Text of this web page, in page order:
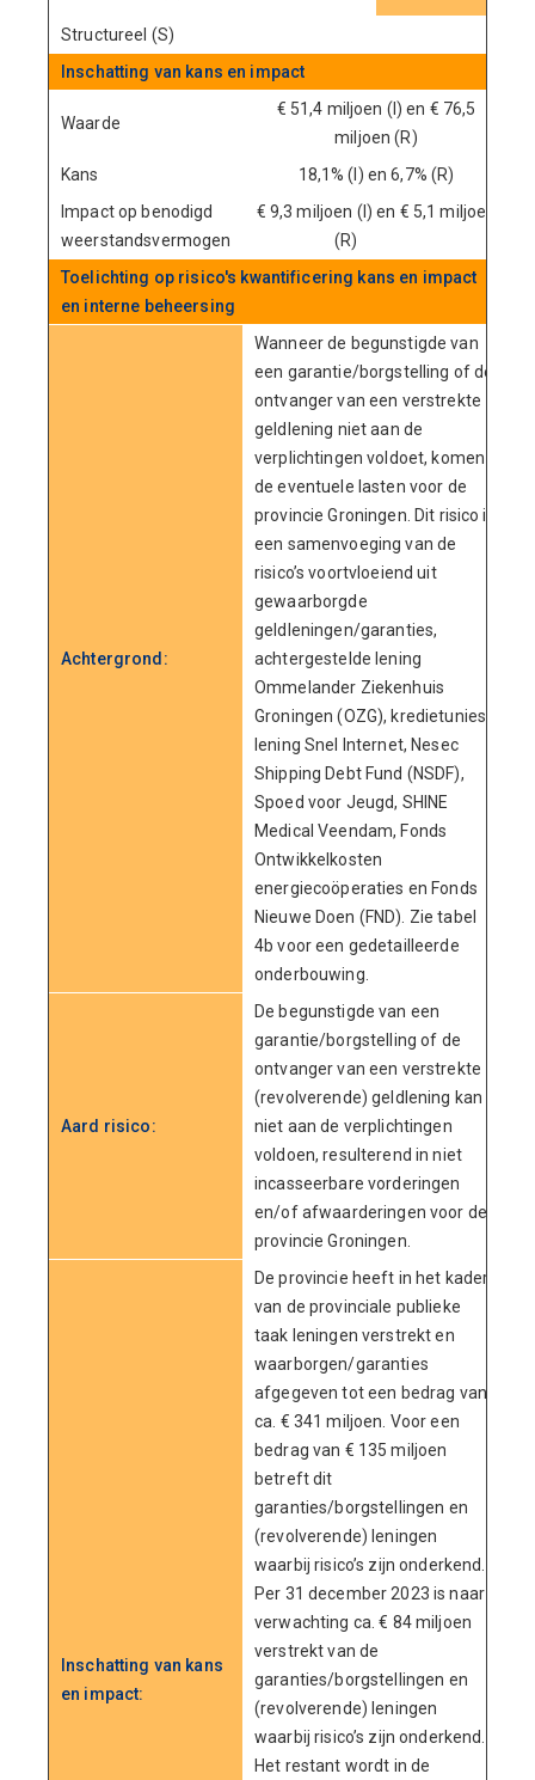
Structureel (S)
Inschatting van kans en impact
Waarde
€ 51,4 miljoen (I) en € 76,5
miljoen (R)
Kans
18,1% (I) en 6,7% (R)
Impact op benodigd
weerstandsvermogen
€ 9,3 miljoen (I) en € 5,1 miljoen
(R)
Toelichting op risico's kwantificering kans en impact
en interne beheersing
Achtergrond:
Wanneer de begunstigde van
een garantie/borgstelling of de
ontvanger van een verstrekte
geldlening niet aan de
verplichtingen voldoet, komen
de eventuele lasten voor de
provincie Groningen. Dit risico is
een samenvoeging van de
risico’s voortvloeiend uit
gewaarborgde
geldleningen/garanties,
achtergestelde lening
Ommelander Ziekenhuis
Groningen (OZG), kredietunies,
lening Snel Internet, Nesec
Shipping Debt Fund (NSDF),
Spoed voor Jeugd, SHINE
Medical Veendam, Fonds
Ontwikkelkosten
energiecoöperaties en Fonds
Nieuwe Doen (FND). Zie tabel
4b voor een gedetailleerde
onderbouwing.
Aard risico:
De begunstigde van een
garantie/borgstelling of de
ontvanger van een verstrekte
(revolverende) geldlening kan
niet aan de verplichtingen
voldoen, resulterend in niet
incasseerbare vorderingen
en/of afwaarderingen voor de
provincie Groningen.
Inschatting van kans
en impact:
De provincie heeft in het kader
van de provinciale publieke
taak leningen verstrekt en
waarborgen/garanties
afgegeven tot een bedrag van
ca. € 341 miljoen. Voor een
bedrag van € 135 miljoen
betreft dit
garanties/borgstellingen en
(revolverende) leningen
waarbij risico’s zijn onderkend.
Per 31 december 2023 is naar
verwachting ca. € 84 miljoen
verstrekt van de
garanties/borgstellingen en
(revolverende) leningen
waarbij risico’s zijn onderkend.
Het restant wordt in de